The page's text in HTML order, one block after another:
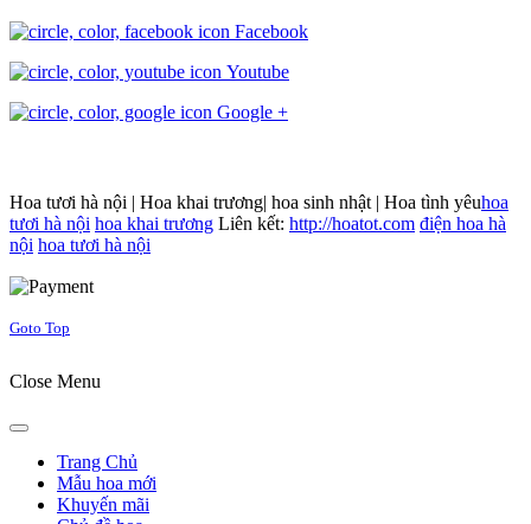
Facebook
Youtube
Google +
Hoa tươi hà nội | Hoa khai trương| hoa sinh nhật | Hoa tình yêuhoa
tươi hà nội hoa khai trương Liên kết: http://hoatot.com điện hoa hà
nội hoa tươi hà nội
Goto Top
Close Menu
Trang Chủ
Mẫu hoa mới
Khuyến mãi